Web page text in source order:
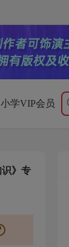
学VIP会员
》专